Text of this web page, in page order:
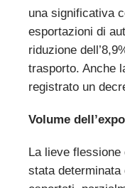
una significativa
esportazioni di
riduzione
trasporto. Anche
registrato un
Volume
La lieve flessione
stata determinata